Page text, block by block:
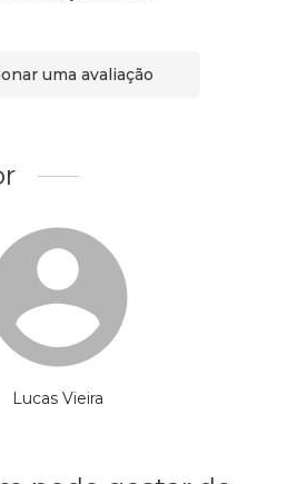
uma avaliação
Lucas Vieira